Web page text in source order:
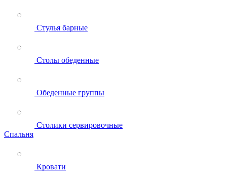
Стулья барные
Столы обеденные
Обеденные группы
Столики сервировочные
Спальня
Кровати